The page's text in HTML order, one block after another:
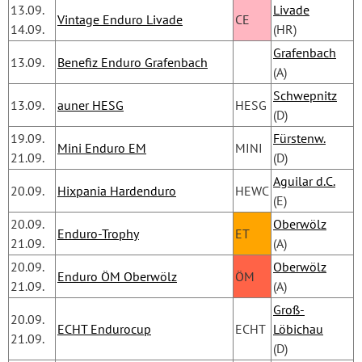
13.09.
14.09.
Vintage Enduro Livade CE
Livade
(HR)
13.09. Benefiz Enduro Grafenbach
Grafenbach
(A)
13.09. auner HESG HESG
Schwepnitz
(D)
19.09.
21.09.
Mini Enduro EM MINI
Fürstenw.
(D)
20.09. Hixpania Hardenduro HEWC
Aguilar d.C.
(E)
20.09.
21.09.
Enduro-Trophy ET
Oberwölz
(A)
20.09.
21.09.
Enduro ÖM Oberwölz ÖM
Oberwölz
(A)
20.09.
21.09.
ECHT Endurocup ECHT
Groß-
Löbichau
(D)